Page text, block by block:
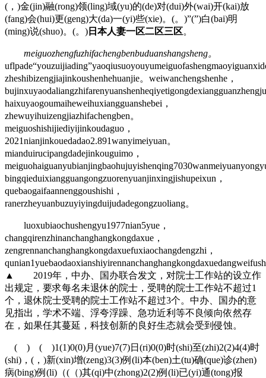
(，)金(jin)融(rong)领(ling)域(yu)的(de)对(dui)外(wai)开(kai)放
(fang)会(hui)更(geng)大(da)一(yi)些(xie)。(。)”(”)白(bai)明
(ming)说(shuo)。(。) 日本人妻一区二区三区。
meiguozhengfuzhifachengbenbuduanshangsheng。
zheshibizengjiajinkoushenhehuanjie。weiwanchengshenhe，
haixuyaogoumaiheweihuxiangguanshebei，
zhewuyihuizengjiazhifachengben。
meiguoshishijiediyijinkoudaguo，
2021nianjinkouedadao2.891wanyimeiyuan。
mianduirucipangdadejinkouguimo，
bingqieduixiangguangongzuorenyuanjinxingjishupeixun，
quebaogaifaannenggoushishi，
ranerzheyuanbuzuyiyingduijudadegongzuoliang。
luoxubiaochushengyu1977nian5yue，
changqirenzhinanchanghangkongdaxue，
zengrennanchanghangkongdaxuefuxiaochangdengzhi，
▲ 2019年，中办、国办联合发文，对院士工作站的设立作
出规定，要求每名未退休的院士，受聘的院士工作站不超过1
个，退休院士受聘的院士工作站不超过3个。中办、国办的意
见指出，学术不端、浮夸浮躁、急功近利等不良倾向依然存
在，如果任其蔓延，科技创新的良好生态就会受到侵蚀。
( ) ( )1(1)0(0)月(yue)7(7)日(ri)0(0)时(shi)至(zhi)2(2)4(4)时
(shi)，(，)新(xin)增(zeng)3(3)例(li)本(ben)土(tu)确(que)诊(zhen)
病(bing)例(li)（(（)其(qi)中(zhong)2(2)例(li)已(yi)通(tong)报